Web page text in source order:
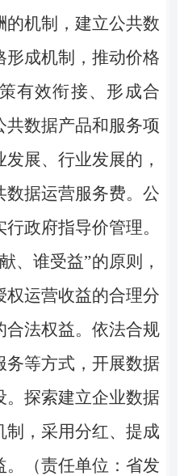
机制，建立公共数
成机制，推动价格
有效衔接、形成合
共数据产品和服务项
展、行业发展的，
据运营服务费。公
政府指导价管理。
、谁受益”的原则，
运营收益的合理分
合法权益。依法合规
务等方式，开展数据
。探索建立企业数据
，采用分红、提成
（责任单位：省发